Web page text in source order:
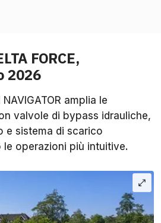
FORCE,
2026
amplia le
valvole di bypass idrauliche,
e sistema di scarico
le operazioni più intuitive.